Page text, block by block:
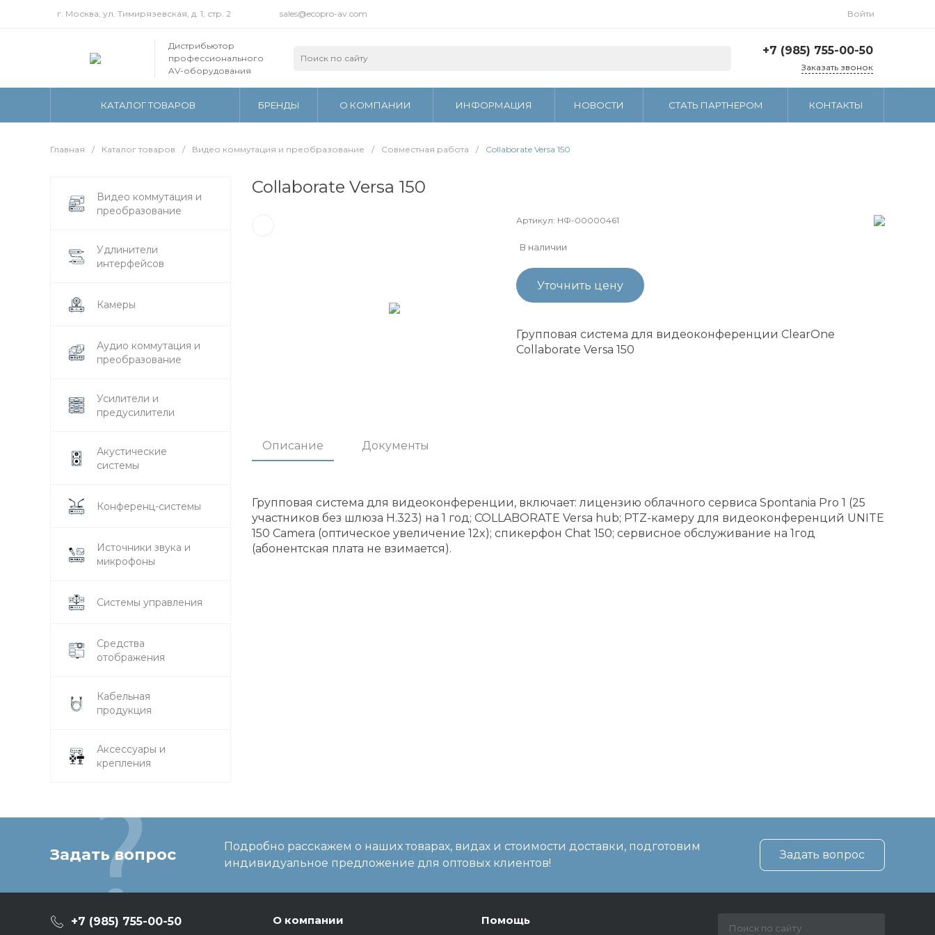
г. Москва, ул. Тимирязевская, д. 1, стр. 2 sales@ecopro-av.com Войти
Дистрибьютор
профессионального
AV-оборудования
+7 (985) 755-00-50
г. Москва, ул.
Заказать звонок
КАТАЛОГ ТОВАРОВ БРЕНДЫ О КОМПАНИИ ИНФОРМАЦИЯ НОВОСТИ СТАТЬ ПАРТНЕРОМ КОНТАКТЫ
Главная / Каталог товаров / Видео коммутация и преобразование / Совместная работа / Collaborate Versa 150
1080p
4K
720p
Видео коммутация и
преобразование
Удлинители
интерфейсов
Камеры
Аудио коммутация и
преобразование
Усилители и
предусилители
Акустические
системы
Конференц-системы
Источники звука и
микрофоны
Системы управления
Средства
отображения
Кабельная
продукция
Аксессуары и
крепления
Collaborate Versa 150
Артикул: НФ-00000461
В наличии
Уточнить цену
Групповая система для видеоконференции ClearOne
Collaborate Versa 150
Описание Документы
Групповая система для видеоконференции, включает: лицензию облачного сервиса Spontania Pro 1 (25
участников без шлюза H.323) на 1 год; COLLABORATE Versa hub; PTZ-камеру для видеоконференций UNITE
150 Camera (оптическое увеличение 12x); спикерфон Chat 150; сервисное обслуживание на 1год
(абонентская плата не взимается).
Задать вопрос
Подробно расскажем о наших товарах, видах и стоимости доставки, подготовим
индивидуальное предложение для оптовых клиентов!
Задать вопрос
+7 (985) 755-00-50 О компании Помощь